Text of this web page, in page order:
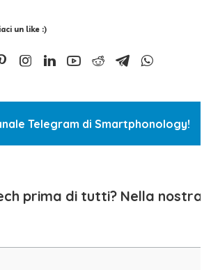
un like :)
Telegram di Smartphonology!
prima di tutti? Nella nostra